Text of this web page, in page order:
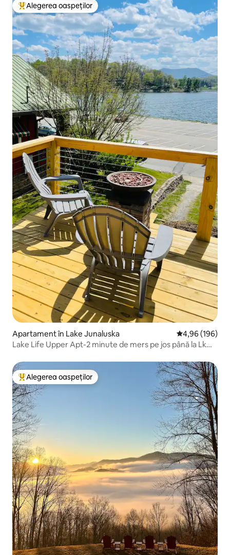
Locuință din topul categoriei Alegerea oaspeților
Alegerea oaspeților
Apartament în Lake Junaluska Scor mediu de
4,96 (196)
Lake Life Upper Apt-2 minute de mers pe jos până la Lk
Locuință din topul categoriei Alegerea oaspeților
Alegerea oaspeților